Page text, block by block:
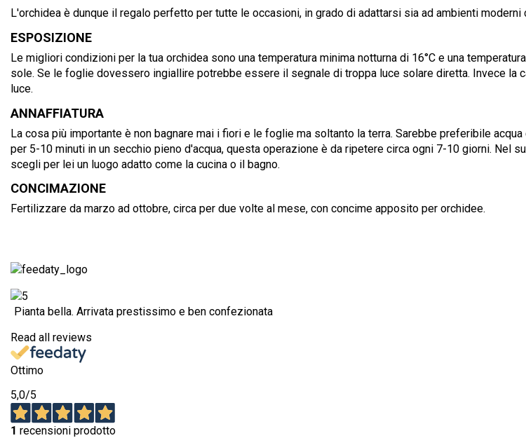
L'orchidea è dunque il regalo perfetto per tutte le occasioni, in grado di adattarsi sia ad ambienti
ESPOSIZIONE
Le migliori condizioni per la tua orchidea sono una temperatura minima notturna di 16°C e una
sole. Se le foglie dovessero ingiallire potrebbe essere il segnale di troppa luce solare diretta. Invece
luce.
ANNAFFIATURA
La cosa più importante è non bagnare mai i fiori e le foglie ma soltanto la terra. Sarebbe preferibile
per 5-10 minuti in un secchio pieno d'acqua, questa operazione è da ripetere circa ogni 7-10 giorni. Nel
scegli per lei un luogo adatto come la cucina o il bagno.
CONCIMAZIONE
Fertilizzare da marzo ad ottobre, circa per due volte al mese, con concime apposito per orchidee.
Pianta bella. Arrivata prestissimo e ben confezionata
Read all reviews
Ottimo
5,0/5
1 recensioni prodotto